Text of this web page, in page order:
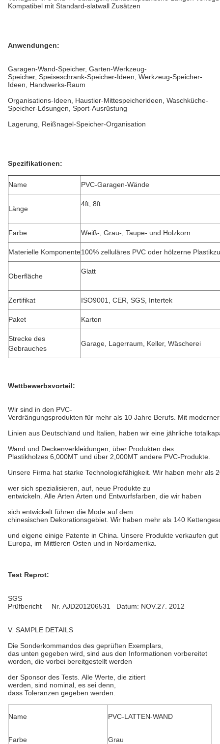
Kompatibel mit Standard-slatwall Zusätzen
Anwendungen:
Garagen-Wand-Speicher, Garten-Werkzeug-
Speicher, Speiseschrank-Speicher-Ideen, Werkzeug-Speicher-
Ideen, Handwerks-Raum
Organisations-Ideen, Haustier-Mittespeicherideen, Waschküche-
Speicher-Lösungen, Sport-Ausrüstung
Lagerung, Reißnagel-Speicher-Organisation
Spezifikationen:
Name PVC-Garagen-Wände
Länge
4ft, 8ft
Farbe Weiß-, Grau-, Taupe- und Holzkorn
Materielle Komponente100% zelluläres PVC oder hölzerne
Oberfläche
Glatt
Zertifikat ISO9001, CER, SGS, Intertek
Paket Karton
Strecke des
Gebrauches
Garage, Lagerraum, Keller, Wäscherei
Wettbewerbsvorteil:
Wir sind in den PVC-
Verdrängungsprodukten für mehr als 10 Jahre Berufs. Mit
Linien aus Deutschland und Italien, haben wir eine jährliche
Wand und Deckenverkleidungen, über Produkten des
Plastikholzes 6,000MT und über 2,000MT andere PVC-Produkte.
Unsere Firma hat starke Technologiefähigkeit. Wir haben mehr als
wer sich spezialisieren, auf, neue Produkte zu
entwickeln. Alle Arten Arten und Entwurfsfarben, die wir haben
sich entwickelt führen die Mode auf dem
chinesischen Dekorationsgebiet. Wir haben mehr als 140
und eigene einige Patente in China. Unsere Produkte verkaufen gut
Europa, im Mittleren Osten und in Nordamerika.
Test Reprot:
SGS
Prüfbericht Nr. AJD201206531 Datum: NOV.27. 2012
V. SAMPLE DETAILS
Die Sonderkommandos des geprüften Exemplars,
das unten gegeben wird, sind aus den Informationen vorbereitet
worden, die vorbei bereitgestellt werden
der Sponsor des Tests. Alle Werte, die zitiert
werden, sind nominal, es sei denn,
dass Toleranzen gegeben werden.
Name PVC-LATTEN-WAND
Farbe Grau